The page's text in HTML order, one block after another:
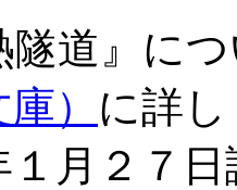
道』に
） に詳
１月２７